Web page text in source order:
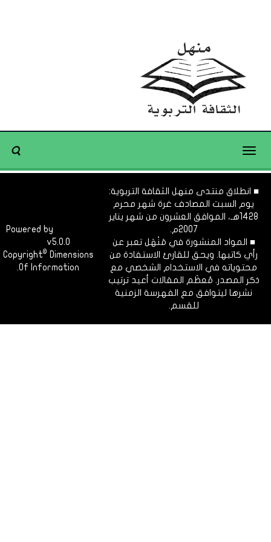
Toggle
■ انطلاق منتدى منهل الثقافة التربوية:
يوم السبت المصادف غرة شهر محرم
1428هـ، الموافق العشرون من شهر يناير
2007م.
■ المواد المنشورة في مَنْهَل تعبر عن
رأي كاتبها. ويحق للقارئ الاستفادة من
محتوياته في الاستخدام الشخصي مع
ذكر المصدر. مُعظَم المقالات أعيد ترتيب
نشرها ليتوافق مع الفهرسة الزمنية
للقسم.
Powered by
v5.0.0
Copyright©
Dimensions
Of Information.